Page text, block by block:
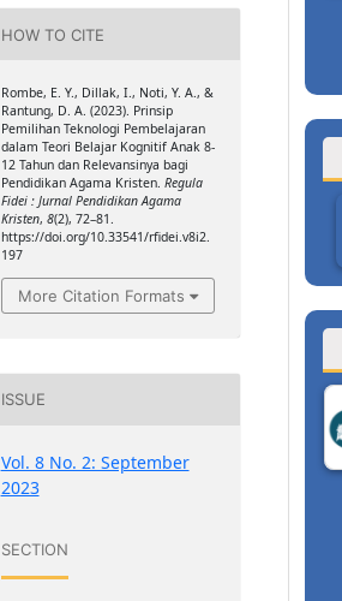
HOW TO CITE
Rombe, E. Y., Dillak, I., Noti, Y. A., &
Rantung, D. A. (2023). Prinsip
Pemilihan Teknologi Pembelajaran
dalam Teori Belajar Kognitif Anak 8-
12 Tahun dan Relevansinya bagi
Pendidikan Agama Kristen. Regula
Fidei : Jurnal Pendidikan Agama
Kristen, 8(2), 72–81.
https://doi.org/10.33541/rfidei.v8i2.
197
More Citation Formats
ISSUE
Vol. 8 No. 2: September
2023
SECTION